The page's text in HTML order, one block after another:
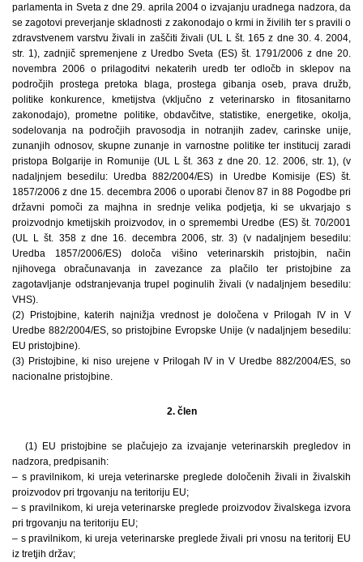
parlamenta in Sveta z dne 29. aprila 2004 o izvajanju uradnega nadzora, da
se zagotovi preverjanje skladnosti z zakonodajo o krmi in živilih ter s pravili o
zdravstvenem varstvu živali in zaščiti živali (UL L št. 165 z dne 30. 4. 2004,
str. 1), zadnjič spremenjene z Uredbo Sveta (ES) št. 1791/2006 z dne 20.
novembra 2006 o prilagoditvi nekaterih uredb ter odločb in sklepov na
področjih prostega pretoka blaga, prostega gibanja oseb, prava družb,
politike konkurence, kmetijstva (vključno z veterinarsko in fitosanitarno
zakonodajo), prometne politike, obdavčitve, statistike, energetike, okolja,
sodelovanja na področjih pravosodja in notranjih zadev, carinske unije,
zunanjih odnosov, skupne zunanje in varnostne politike ter institucij zaradi
pristopa Bolgarije in Romunije (UL L št. 363 z dne 20. 12. 2006, str. 1), (v
nadaljnjem besedilu: Uredba 882/2004/ES) in Uredbe Komisije (ES) št.
1857/2006 z dne 15. decembra 2006 o uporabi členov 87 in 88 Pogodbe pri
državni pomoči za majhna in srednje velika podjetja, ki se ukvarjajo s
proizvodnjo kmetijskih proizvodov, in o spremembi Uredbe (ES) št. 70/2001
(UL L št. 358 z dne 16. decembra 2006, str. 3) (v nadaljnjem besedilu:
Uredba 1857/2006/ES) določa višino veterinarskih pristojbin, način
njihovega obračunavanja in zavezance za plačilo ter pristojbine za
zagotavljanje odstranjevanja trupel poginulih živali (v nadaljnjem besedilu:
VHS).
(2) Pristojbine, katerih najnižja vrednost je določena v Prilogah IV in V
Uredbe 882/2004/ES, so pristojbine Evropske Unije (v nadaljnjem besedilu:
EU pristojbine).
(3) Pristojbine, ki niso urejene v Prilogah IV in V Uredbe 882/2004/ES, so
nacionalne pristojbine.
2. člen
(1) EU pristojbine se plačujejo za izvajanje veterinarskih pregledov in
nadzora, predpisanih:
– s pravilnikom, ki ureja veterinarske preglede določenih živali in živalskih
proizvodov pri trgovanju na teritoriju EU;
– s pravilnikom, ki ureja veterinarske preglede proizvodov živalskega izvora
pri trgovanju na teritoriju EU;
– s pravilnikom, ki ureja veterinarske preglede živali pri vnosu na teritorij EU
iz tretjih držav;